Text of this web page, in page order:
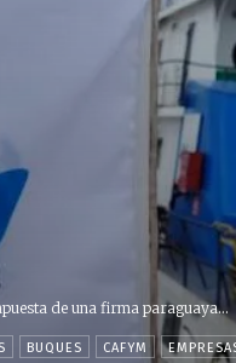
de una firma paraguaya...
BUQUES CAFYM